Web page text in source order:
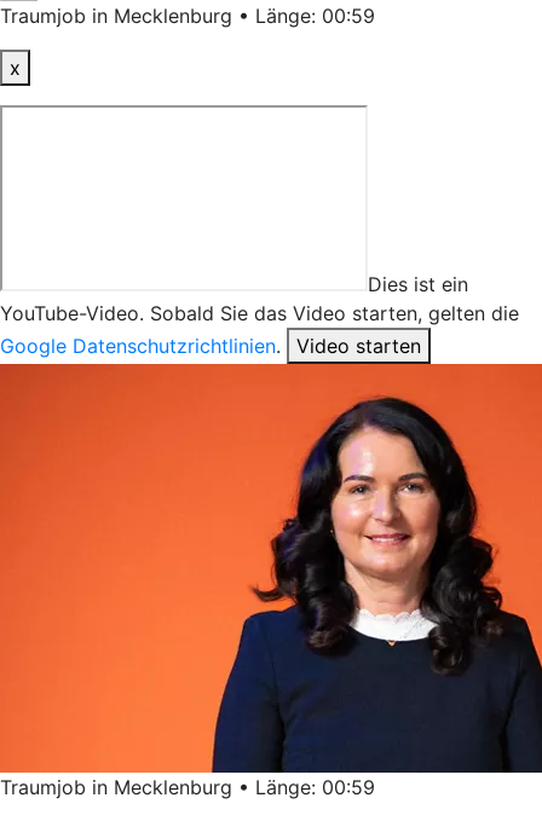
Traumjob in Mecklenburg • Länge: 00:59
x
Dies ist ein
YouTube-Video. Sobald Sie das Video starten, gelten die
Google Datenschutzrichtlinien. Video starten
Traumjob in Mecklenburg • Länge: 00:59